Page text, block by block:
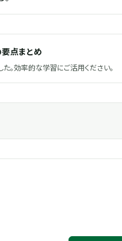
点まとめ
。効率的な学習にご活用ください。